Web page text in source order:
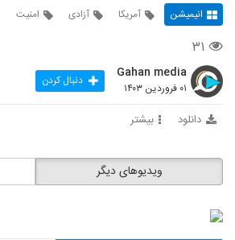
انیمیشن آمریکا آزادی امنیت
۳۱
Gahan media
۰۱ فروردین ۱۴۰۳ دنبال کردن
دانلود بیشتر
ویدیوهای دیگر